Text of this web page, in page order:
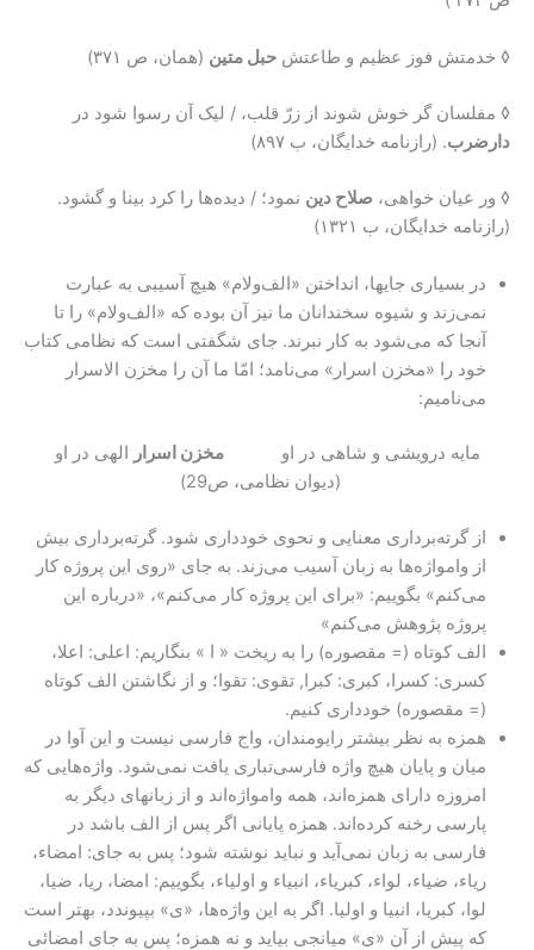
◊ خدمتش فوز عظیم و طاعتش حبل متین (همان، ص ۳۷۱)
◊ مفلسان گر خوش شوند از زرّ قلب، / لیک آن رسوا شود در
دارضرب. (رازنامه خدایگان، ب ۸۹۷)
◊ ور عیان خواهی، صلاح دین نمود؛ / دیده‌ها را کرد بینا و گشود.
(رازنامه خدایگان، ب ۱۳۲۱)
در بسیاری جایها، انداختن «الف‌ولام» هیچ آسیبی به عبارت
نمی‌زند و شیوه سخندانان ما نیز آن بوده که «الف‌ولام» را تا
آنجا که می‌شود به کار نبرند. جای شگفتی است که نظامی کتاب
خود را «مخزن اسرار» می‌نامد؛ امّا ما آن را مخزن الاسرار
می‌نامیم:
مایه درویشی و شاهی در اومخزن اسرار الهی در او
(دیوان نظامی، ص29)
از گرته‌برداری معنایی و نحوی خودداری شود. گرته‌برداری بیش
از وامواژه‌ها به زبان آسیب می‌زند. به جای «روی این پروژه کار
می‌کنم» بگوییم: «برای این پروژه کار می‌کنم»، «درباره این
پروژه پژوهش می‌کنم»
الف کوتاه (= مقصوره) را به ریخت « ا » بنگاریم: اعلی: اعلا،
کسری: کسرا، کبری: کبرا, تقوی: تقوا؛ و از نگاشتن الف کوتاه
(= مقصوره) خودداری کنیم.
همزه به نظر بیشتر رایومندان، واج فارسی نیست و این آوا در
میان و پایان هیچ واژه فارسی‌تباری یافت نمی‌شود. واژه‌هایی که
امروزه دارای همزه‌اند، همه وامواژه‌اند و از زبانهای دیگر به
پارسی رخنه کرده‌اند. همزه پایانی اگر پس از الف باشد در
فارسی به زبان نمی‌آید و نباید نوشته شود؛ پس به جای: امضاء،
ریاء، ضیاء، لواء، کبریاء، انبیاء و اولیاء، بگوییم: امضا، ریا، ضیا،
لوا، کبریا، انبیا و اولیا. اگر به این واژه‌ها، «ی» بپیوندد، بهتر است
که پیش از آن «ی» میانجی بیاید و نه همزه؛ پس به جای امضائی